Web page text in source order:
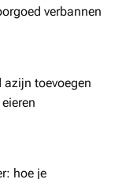
verbannen
toevoegen
hoe je